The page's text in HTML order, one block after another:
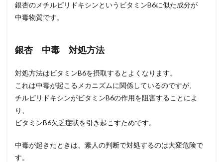
銀杏のメチルピリドキシンというビタミンB6に似た成分が
中毒物質です。
銀杏 中毒 対処方法
対処方法はビタミンB6を摂取するとよくなります。
これは中毒が起こるメカニズムに関係しているのですが、
チルピリドキシンがビタミンB6の作用を阻害することによ
り、
ビタミンB6欠乏症状を引き起こすためです。
中毒が起きたときは、素人の判断で対処するのは大変危険で
す。